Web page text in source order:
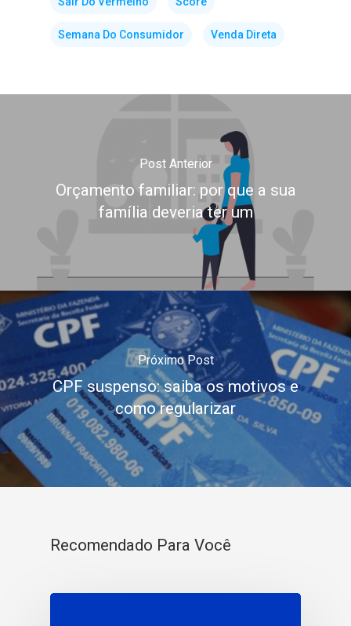
Semana Do Consumidor Venda Direta
Post Anterior
Orçamento familiar: por que a sua
família deveria ter um
Próximo Post
CPF suspenso: saiba os motivos e
como regularizar
Recomendado Para Você